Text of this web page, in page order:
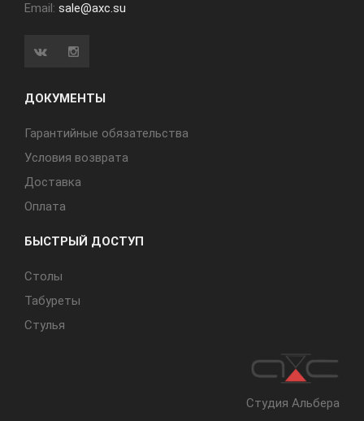
Email: sale@axc.su
ДОКУМЕНТЫ
Гарантийные обязательства
Условия возврата
Доставка
Оплата
БЫСТРЫЙ ДОСТУП
Cтолы
Табуреты
Стулья
Студия Альбера